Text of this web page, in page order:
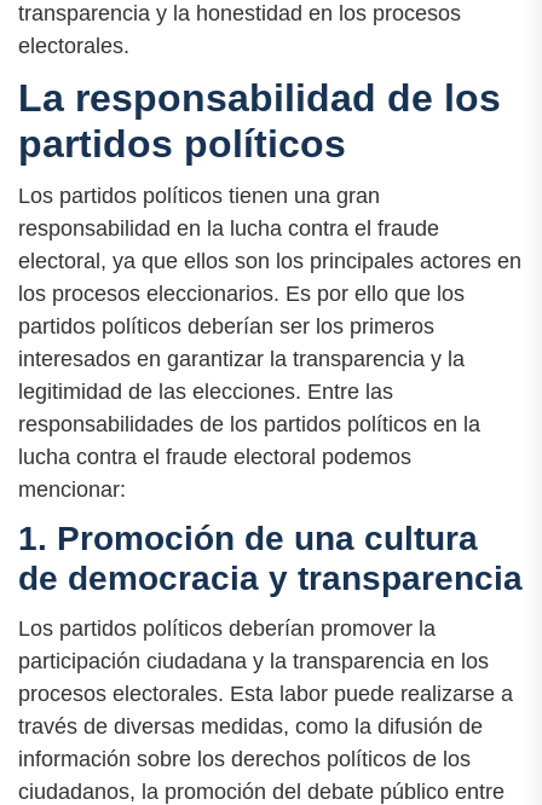
transparencia y la honestidad en los procesos
electorales.
La responsabilidad de los
partidos políticos
Los partidos políticos tienen una gran
responsabilidad en la lucha contra el fraude
electoral, ya que ellos son los principales actores en
los procesos eleccionarios. Es por ello que los
partidos políticos deberían ser los primeros
interesados en garantizar la transparencia y la
legitimidad de las elecciones. Entre las
responsabilidades de los partidos políticos en la
lucha contra el fraude electoral podemos
mencionar:
1. Promoción de una cultura
de democracia y transparencia
Los partidos políticos deberían promover la
participación ciudadana y la transparencia en los
procesos electorales. Esta labor puede realizarse a
través de diversas medidas, como la difusión de
información sobre los derechos políticos de los
ciudadanos, la promoción del debate público entre